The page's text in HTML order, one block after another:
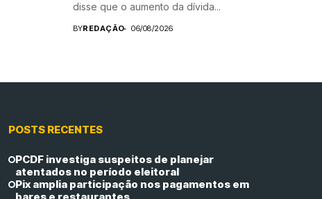
disse que o aumento da dívida...
BYREDAÇÃO 06/08/2026
POSTS RECENTES
PCDF investiga suspeitos de planejar
atentados no período eleitoral
Pix amplia participação nos pagamentos em